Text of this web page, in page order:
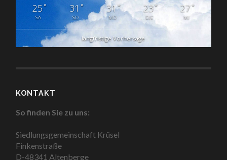
25°
SA
31 °
SO
31°
MO
23°
DIE
27°
MI
langfristige Vorhersage
KONTAKT
So finden Sie zu uns:
Siedlungsgemeinschaft Krüsel
Finkenstraße
D-48341 Altenberge